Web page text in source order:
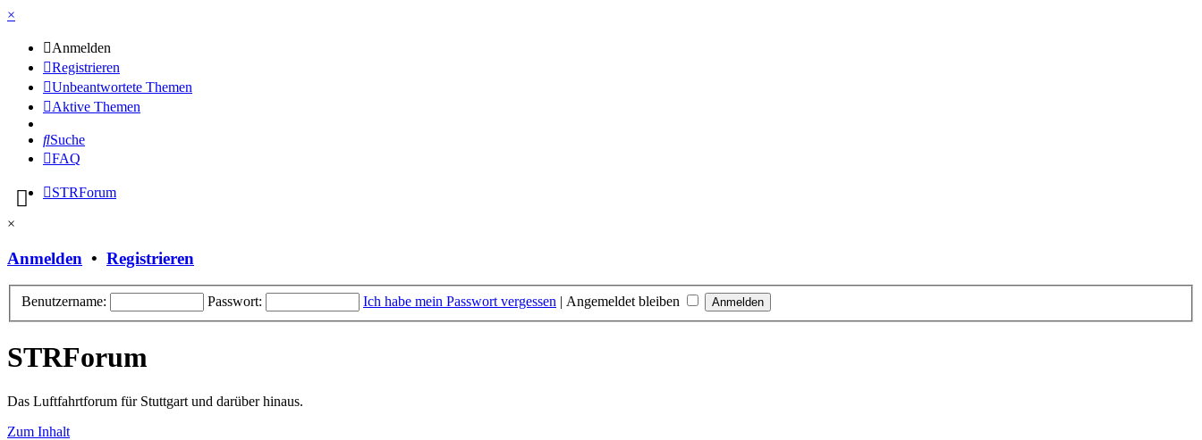
×
Anmelden
Registrieren
Unbeantwortete Themen
Aktive Themen
Suche
FAQ
STRForum
×
Anmelden • Registrieren
Benutzername: Passwort: Ich habe mein Passwort vergessen | Angemeldet bleiben
STRForum
Das Luftfahrtforum für Stuttgart und darüber hinaus.
Zum Inhalt